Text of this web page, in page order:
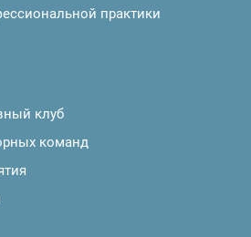
практики
клуб
команд